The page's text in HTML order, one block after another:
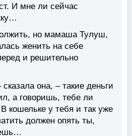
И мне ли сейчас
но мамаша Тулуш,
женить на себе
и решительно
она, – такие деньги
а говоришь, тебе ли
кошельке у тебя и так уже
должен опять ты,